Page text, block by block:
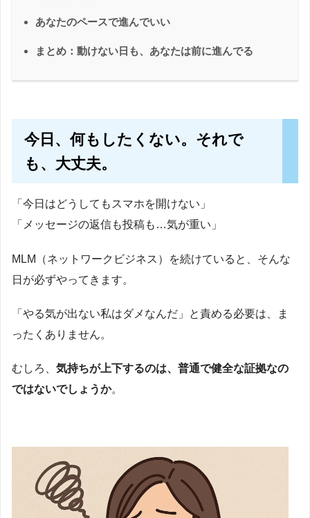
あなたのペースで進んでいい
まとめ：動けない日も、あなたは前に進んでる
今日、何もしたくない。それで
も、大丈夫。
「今日はどうしてもスマホを開けない」
「メッセージの返信も投稿も…気が重い」
MLM（ネットワークビジネス）を続けていると、そんな
日が必ずやってきます。
「やる気が出ない私はダメなんだ」と責める必要は、ま
ったくありません。
むしろ、 気持ちが上下するのは、普通で健全な証拠なの
ではないでしょうか。